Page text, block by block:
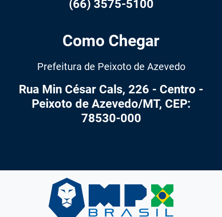
(66) 3575-5100
Como Chegar
Prefeitura de Peixoto de Azevedo
Rua Min César Cals, 226 - Centro -
Peixoto de Azevedo/MT, CEP:
78530-000